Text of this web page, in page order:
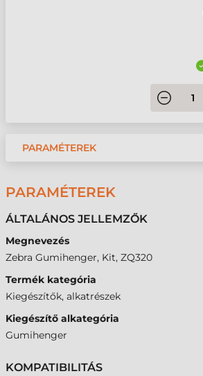
PARAMÉTEREK
PARAMÉTEREK
ÁLTALÁNOS JELLEMZŐK
Megnevezés
Zebra Gumihenger, Kit, ZQ320
Termék kategória
Kiegészítők, alkatrészek
Kiegészítő alkategória
Gumihenger
KOMPATIBILITÁS